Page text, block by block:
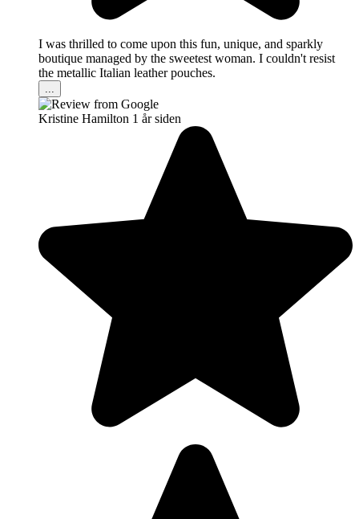
I was thrilled to come upon this fun, unique, and sparkly
boutique managed by the sweetest woman. I couldn't resist
the metallic Italian leather pouches.
Kristine Hamilton 1 år siden